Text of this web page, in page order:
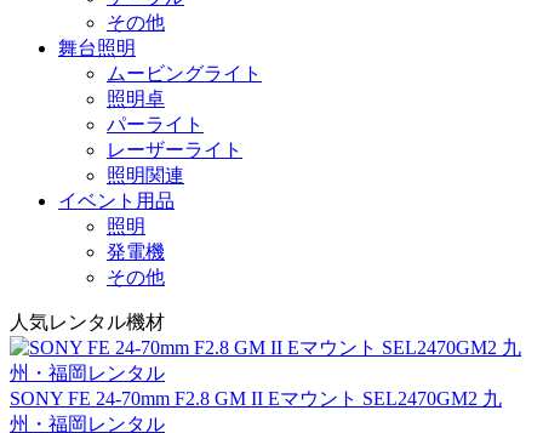
その他
舞台照明
ムービングライト
照明卓
パーライト
レーザーライト
照明関連
イベント用品
照明
発電機
その他
人気レンタル機材
SONY FE 24-70mm F2.8 GM II Eマウント SEL2470GM2 九
州・福岡レンタル